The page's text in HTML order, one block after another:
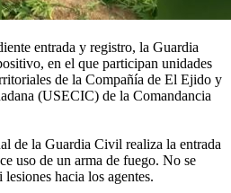
entrada y registro, la Guardia
en el que participan unidades
de la Compañía de El Ejido y
(USECIC) de la Comandancia
de la Guardia Civil realiza la entrada
uso de un arma de fuego. No se
hacia los agentes.